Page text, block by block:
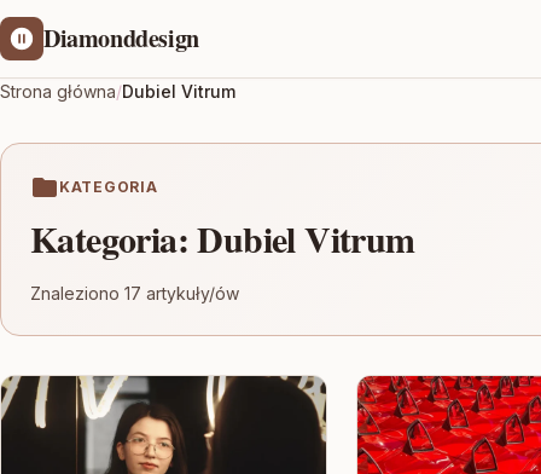
Diamonddesign
Strona główna/Dubiel Vitrum
KATEGORIA
Kategoria:Dubiel Vitrum
Znaleziono 17 artykuły/ów